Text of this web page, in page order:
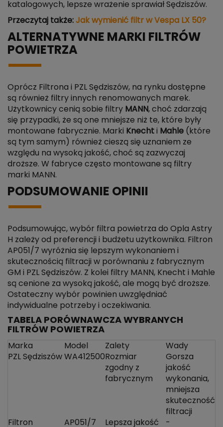
katalogowych, lepsze wrażenie sprawiał Sędziszów.
Przeczytaj także: Jak wymienić filtr w Vespa LX 50?
ALTERNATYWNE MARKI FILTRÓW
POWIETRZA
Oprócz Filtrona i PZL Sędziszów, na rynku dostępne
są również filtry innych renomowanych marek.
Użytkownicy cenią sobie filtry MANN, choć zdarzają
się przypadki, że są one mniejsze niż te, które były
montowane fabrycznie. Marki Knecht i Mahle (które
są tym samym) również cieszą się uznaniem ze
względu na wysoką jakość, choć są zazwyczaj
droższe. W fabryce często montowane są filtry
marki MANN.
PODSUMOWANIE OPINII
Podsumowując, wybór filtra powietrza do Opla Astry
H zależy od preferencji i budżetu użytkownika. Filtron
AP051/7 wyróżnia się lepszym wykonaniem i
skutecznością filtracji w porównaniu z fabrycznym
GM i PZL Sędziszów. Z kolei filtry MANN, Knecht i Mahle
są cenione za wysoką jakość, ale mogą być droższe.
Ostateczny wybór powinien uwzględniać
indywidualne potrzeby i oczekiwania.
TABELA PORÓWNAWCZA WYBRANYCH
FILTRÓW POWIETRZA
Marka Model Zalety
Wady
PZL Sędziszów WA412500 Rozmiar
zgodny z
fabrycznym
Gorsza
jakość
wykonania,
mniejsza
skuteczność
filtracji
Filtron
AP051/7
Lepsza jakość
-